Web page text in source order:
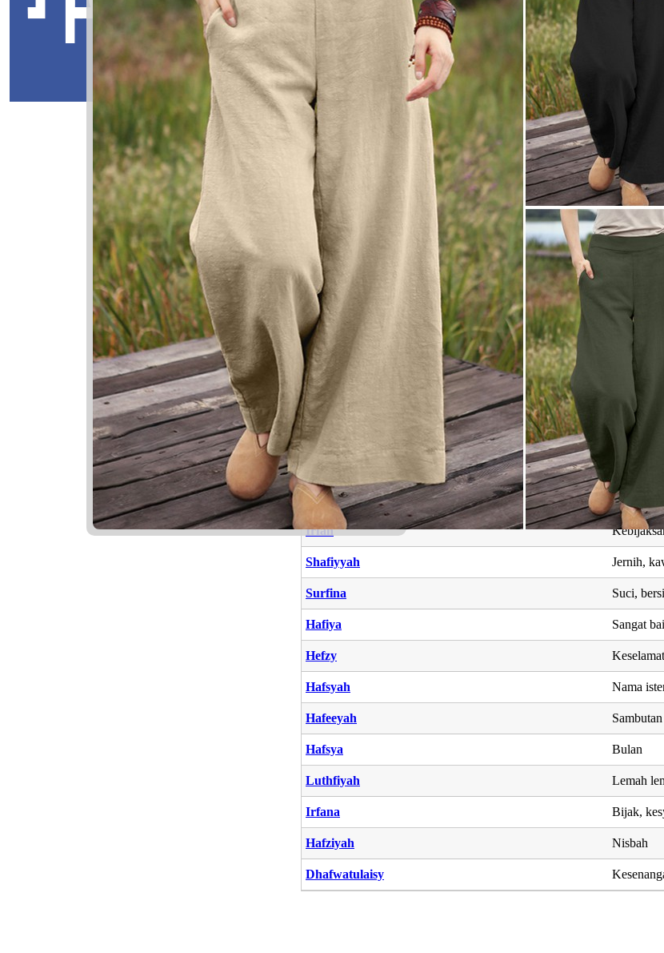
Hafiy Arfan
هافي ارفن
Hafiy: Yang memuliakan
Arfan: Mengetahui
✚ Baju Baby Custom
Nama Yang Berkaitan dengan Hafiy Arfan
Nama Maksud
Arfana
Luthfya Lemah
Irfan
Shafiyyah Jernih,
Surfina Suci,
Hafiya Sangat
Hefzy
Hafsyah Nama
Hafeeyah
Hafsya Bulan
Luthfiyah Lemah
Irfana Bijak,
Hafziyah Nisbah
Dhafwatulaisy